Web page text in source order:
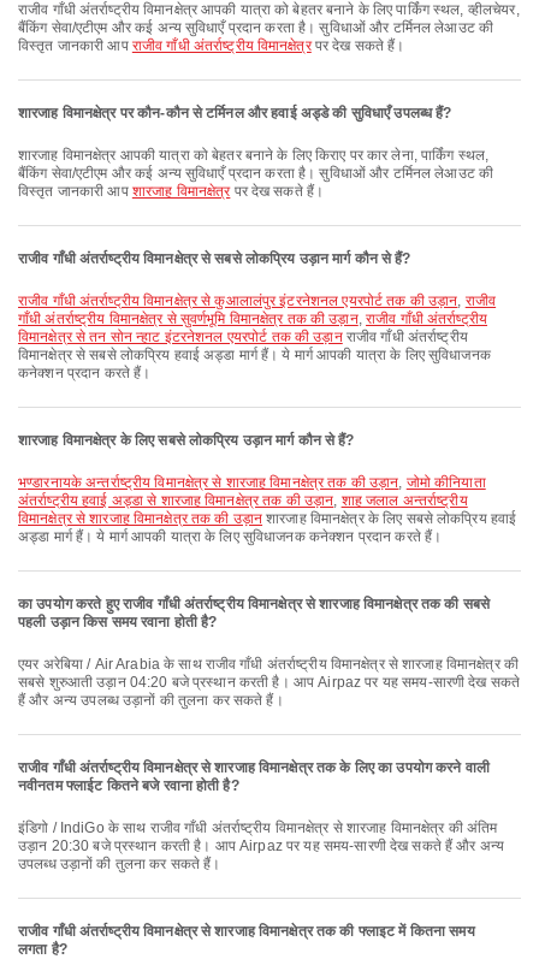
राजीव गाँधी अंतर्राष्ट्रीय विमानक्षेत्र आपकी यात्रा को बेहतर बनाने के लिए पार्किंग स्थल, व्हीलचेयर,
बैंकिंग सेवा/एटीएम और कई अन्य सुविधाएँ प्रदान करता है। सुविधाओं और टर्मिनल लेआउट की
विस्तृत जानकारी आप राजीव गाँधी अंतर्राष्ट्रीय विमानक्षेत्रपर देख सकते हैं।
शारजाह विमानक्षेत्र पर कौन-कौन से टर्मिनल और हवाई अड्डे की सुविधाएँ उपलब्ध हैं?
शारजाह विमानक्षेत्र आपकी यात्रा को बेहतर बनाने के लिए किराए पर कार लेना, पार्किंग स्थल,
बैंकिंग सेवा/एटीएम और कई अन्य सुविधाएँ प्रदान करता है। सुविधाओं और टर्मिनल लेआउट की
विस्तृत जानकारी आप शारजाह विमानक्षेत्रपर देख सकते हैं।
राजीव गाँधी अंतर्राष्ट्रीय विमानक्षेत्र से सबसे लोकप्रिय उड़ान मार्ग कौन से हैं?
राजीव गाँधी अंतर्राष्ट्रीय विमानक्षेत्र से कुआलालंपुर इंटरनेशनल एयरपोर्ट तक की उड़ान, राजीव
गाँधी अंतर्राष्ट्रीय विमानक्षेत्र से सुवर्णभूमि विमानक्षेत्र तक की उड़ान,राजीव गाँधी अंतर्राष्ट्रीय
विमानक्षेत्र से तन सोन न्हाट इंटरनेशनल एयरपोर्ट तक की उड़ानराजीव गाँधी अंतर्राष्ट्रीय
विमानक्षेत्र से सबसे लोकप्रिय हवाई अड्डा मार्ग हैं। ये मार्ग आपकी यात्रा के लिए सुविधाजनक
कनेक्शन प्रदान करते हैं।
शारजाह विमानक्षेत्र के लिए सबसे लोकप्रिय उड़ान मार्ग कौन से हैं?
भण्डारनायके अन्तर्राष्ट्रीय विमानक्षेत्र से शारजाह विमानक्षेत्र तक की उड़ान, जोमो कीनियाता
अंतर्राष्ट्रीय हवाई अड्डा से शारजाह विमानक्षेत्र तक की उड़ान, शाह जलाल अन्तर्राष्ट्रीय
विमानक्षेत्र से शारजाह विमानक्षेत्र तक की उड़ान शारजाह विमानक्षेत्र के लिए सबसे लोकप्रिय हवाई
अड्डा मार्ग हैं। ये मार्ग आपकी यात्रा के लिए सुविधाजनक कनेक्शन प्रदान करते हैं।
का उपयोग करते हुए राजीव गाँधी अंतर्राष्ट्रीय विमानक्षेत्र से शारजाह विमानक्षेत्र तक की सबसे
पहली उड़ान किस समय रवाना होती है?
एयर अरेबिया / Air Arabia के साथ राजीव गाँधी अंतर्राष्ट्रीय विमानक्षेत्र से शारजाह विमानक्षेत्र की
सबसे शुरुआती उड़ान 04:20 बजे प्रस्थान करती है। आप Airpaz पर यह समय-सारणी देख सकते
हैं और अन्य उपलब्ध उड़ानों की तुलना कर सकते हैं।
राजीव गाँधी अंतर्राष्ट्रीय विमानक्षेत्र से शारजाह विमानक्षेत्र तक के लिए का उपयोग करने वाली
नवीनतम फ्लाईट कितने बजे रवाना होती है?
इंडिगो / IndiGo के साथ राजीव गाँधी अंतर्राष्ट्रीय विमानक्षेत्र से शारजाह विमानक्षेत्र की अंतिम
उड़ान 20:30 बजे प्रस्थान करती है। आप Airpaz पर यह समय-सारणी देख सकते हैं और अन्य
उपलब्ध उड़ानों की तुलना कर सकते हैं।
राजीव गाँधी अंतर्राष्ट्रीय विमानक्षेत्र से शारजाह विमानक्षेत्र तक की फ्लाइट में कितना समय
लगता है?